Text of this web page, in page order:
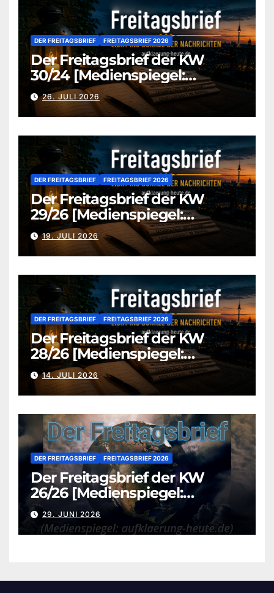
DER FREITAGSBRIEF FREITAGSBRIEF 2026
Der Freitagsbrief der KW
30/24 [Medienspiegel:
aufklaerung-heute-de]
26. JULI 2026
DER FREITAGSBRIEF FREITAGSBRIEF 2026
Der Freitagsbrief der KW
29/26 [Medienspiegel:
aufklaerung-heute.de]
19. JULI 2026
DER FREITAGSBRIEF FREITAGSBRIEF 2026
Der Freitagsbrief der KW
28/26 [Medienspiegel:
aufklaerung-heute.de]
14. JULI 2026
DER FREITAGSBRIEF FREITAGSBRIEF 2026
Der Freitagsbrief der KW
26/26 [Medienspiegel:
aufklaerung-heute.de]
29. JUNI 2026